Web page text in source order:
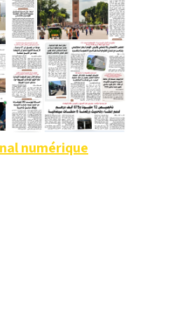
numérique